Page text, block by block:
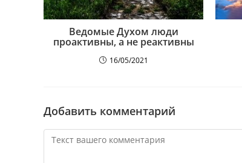
Ведомые Духом люди
проактивны, а не реактивны
16/05/2021
Добавить комментарий